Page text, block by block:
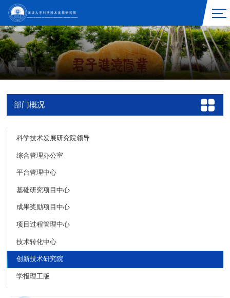
部门概况
科学技术发展研究院领导
综合管理办公室
平台管理中心
基础研究项目中心
成果奖励项目中心
项目过程管理中心
技术转化中心
创新技术研究院
学报理工版